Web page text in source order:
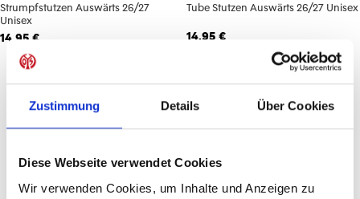
Zustimmung Details Über Cookies
Diese Webseite verwendet Cookies
Wir verwenden Cookies, um Inhalte und Anzeigen zu
Strumpfstutzen Auswärts 26/27
Unisex
14,95 €
Tube Stutzen Auswärts 26/27 Unisex
14,95 €